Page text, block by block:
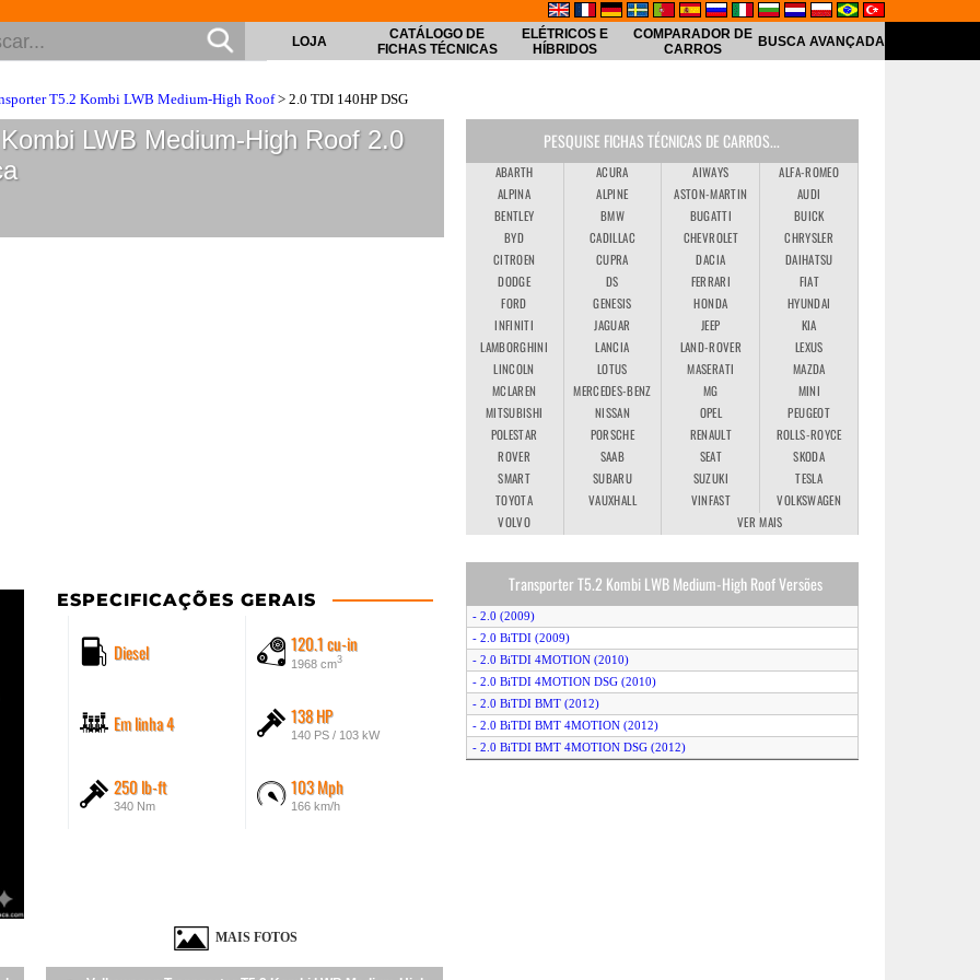
LOJA
CATÁLOGO DE
FICHAS TÉCNICAS
ELÉTRICOS E
HÍBRIDOS
COMPARADOR DE
CARROS
BUSCA AVANÇADA
T5.2 Kombi LWB Medium-High Roof> 2.0 TDI 140HP DSG
LWB Medium-High Roof 2.0
ESPECIFICAÇÕES GERAIS
Diesel 120.1 cu-in
1968 cm3
Em linha 4 138 HP
140 PS / 103 kW
250 lb-ft
340 Nm
103 Mph
166 km/h
MAIS FOTOS
PESQUISE FICHAS TÉCNICAS DE CARROS...
ABARTH ACURA AIWAYS
ALFA-ROMEO
ALPINA
ALPINE ASTON-MARTIN
AUDI
BENTLEY
BMW BUGATTI
BUICK
BYD
CADILLAC CHEVROLET
CHRYSLER
CITROEN
CUPRA DACIA
DAIHATSU
DODGE
DS FERRARI
FIAT
FORD
GENESIS HONDA
HYUNDAI
INFINITI
JAGUAR JEEP
KIA
LAMBORGHINI
LANCIA LAND-ROVER
LEXUS
LINCOLN
LOTUS MASERATI
MAZDA
MCLAREN
MERCEDES-BENZ MG
MINI
MITSUBISHI
NISSAN OPEL
PEUGEOT
POLESTAR
PORSCHE RENAULT
ROLLS-ROYCE
ROVER
SAAB SEAT
SKODA
SMART
SUBARU SUZUKI
TESLA
TOYOTA
VAUXHALL VINFAST
VOLKSWAGEN
VOLVO
VER MAIS
Transporter T5.2 Kombi LWB Medium-High Roof Versões
- 2.0 (2009)
- 2.0 BiTDI (2009)
- 2.0 BiTDI 4MOTION (2010)
- 2.0 BiTDI 4MOTION DSG (2010)
- 2.0 BiTDI BMT (2012)
- 2.0 BiTDI BMT 4MOTION (2012)
- 2.0 BiTDI BMT 4MOTION DSG (2012)